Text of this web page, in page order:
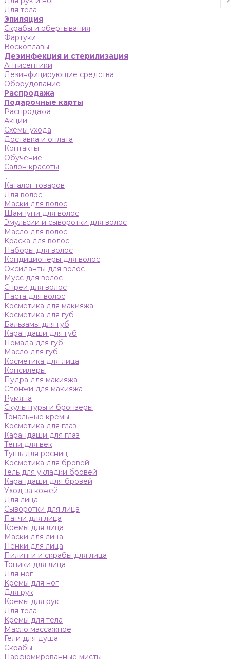
Для тела
Эпиляция
Скрабы и обертывания
Фартуки
Воскоплавы
Дезинфекция и стерилизация
Антисептики
Дезинфицирующие средства
Оборудование
Распродажа
Подарочные карты
Распродажа
Акции
Схемы ухода
Доставка и оплата
Контакты
Обучение
Салон красоты
...
Каталог товаров
Для волос
Маски для волос
Шампуни для волос
Эмульсии и сыворотки для волос
Масло для волос
Краска для волос
Наборы для волос
Кондиционеры для волос
Оксиданты для волос
Мусс для волос
Спреи для волос
Паста для волос
Косметика для макияжа
Косметика для губ
Бальзамы для губ
Карандаши для губ
Помада для губ
Масло для губ
Косметика для лица
Консилеры
Пудра для макияжа
Спонжи для макияжа
Румяна
Скульптуры и бронзеры
Тональные кремы
Косметика для глаз
Карандаши для глаз
Тени для век
Тушь для ресниц
Косметика для бровей
Гель для укладки бровей
Карандаши для бровей
Уход за кожей
Для лица
Сыворотки для лица
Патчи для лица
Кремы для лица
Маски для лица
Пенки для лица
Пилинги и скрабы для лица
Тоники для лица
Для ног
Кремы для ног
Для рук
Кремы для рук
Для тела
Кремы для тела
Масло массажное
Гели для душа
Скрабы
Парфюмированные мисты